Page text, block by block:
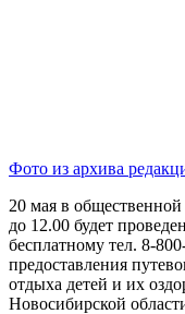
Фото из архива
20 мая в
до 12.00 будет
бесплатному тел. 8-
предоставления
отдыха детей и их
Новосибирской